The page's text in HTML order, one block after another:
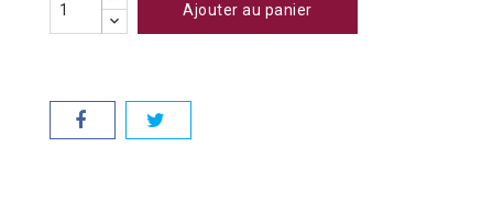
Ajouter au panier